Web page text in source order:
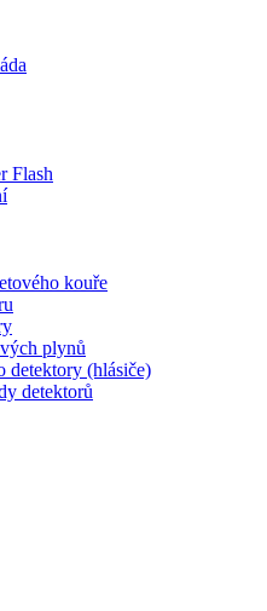
Flash
kouře
plynů
detektory (hlásiče)
detektorů